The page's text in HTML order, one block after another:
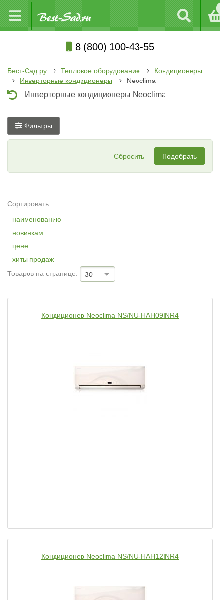
8 (800) 100-43-55
Бест-Сад.ру Тепловое оборудование
Кондиционеры
Инверторные кондиционеры
Neoclima
Инверторные кондиционеры Neoclima
Фильтры
Сбросить Подобрать
Сортировать:
наименованию
новинкам
цене
хиты продаж
Товаров на странице:
30
Кондиционер Neoclima NS/NU-HAH09INR4
Кондиционер Neoclima NS/NU-HAH12INR4